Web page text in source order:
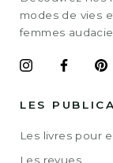
modes de vies
femmes
LES
Les livres pour
Les revues